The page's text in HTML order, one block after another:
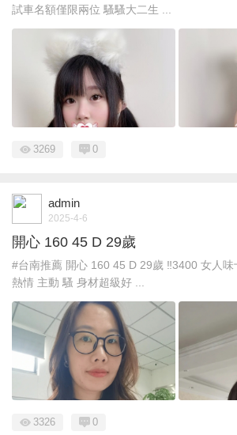
試車名額僅限兩位 騷騷大二生 ...
3269 0
admin
2025-4-6
開心 160 45 D 29歲
#台南推薦 開心 160 45 D 29歲 ‼️3400 女人味
熱情 主動 騷 身材超級好 ...
3326 0